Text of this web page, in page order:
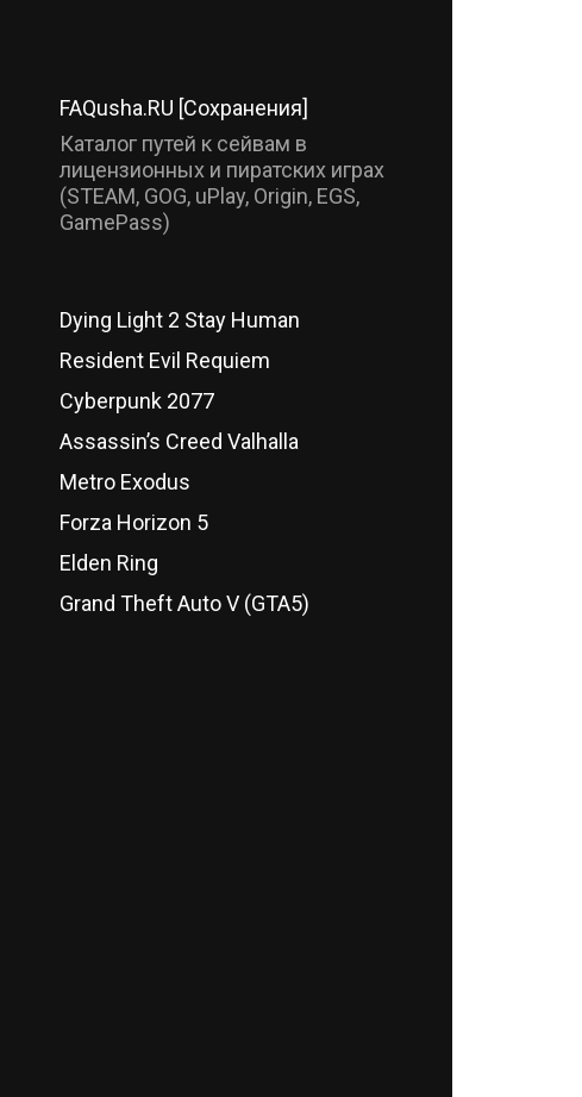
FAQusha.RU [Сохранения]
Каталог путей к сейвам в
лицензионных и пиратских играх
(STEAM, GOG, uPlay, Origin, EGS,
GamePass)
Dying Light 2 Stay Human
Resident Evil Requiem
Cyberpunk 2077
Assassin’s Creed Valhalla
Metro Exodus
Forza Horizon 5
Elden Ring
Grand Theft Auto V (GTA5)